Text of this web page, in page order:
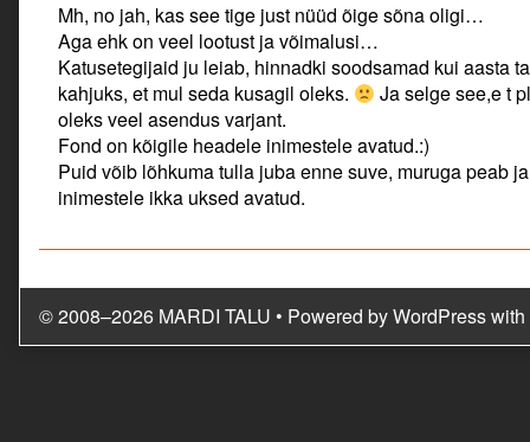
marditalu
published
on
Mh, no jah, kas see tige just nüüd õige sõna oligi…
Aga ehk on veel lootust ja võimalusi…
Katusetegijaid ju leiab, hinnadki soodsamad kui aasta
kahjuks, et mul seda kusagil oleks.
Ja selge see,e t
oleks veel asendus varjant.
Fond on kõigile headele inimestele avatud.:)
Puid võib lõhkuma tulla juba enne suve, muruga peab
inimestele ikka uksed avatud.
© 2008–2026 MARDI TALU • Powered byWordPresswith